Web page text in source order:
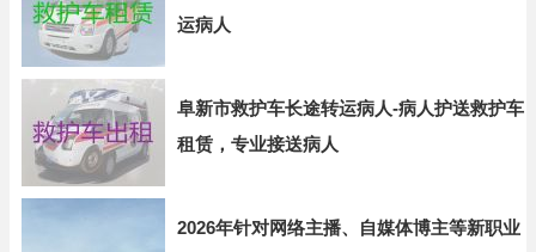
运病人
阜新市救护车长途转运病人-病人护送救护车
租赁，专业接送病人
2026年针对网络主播、自媒体博主等新职业